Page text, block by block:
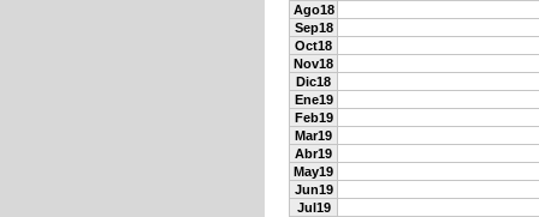
Ago18
Sep18
Oct18
Nov18
Dic18
Ene19
Feb19
Mar19
Abr19
May19
Jun19
Jul19